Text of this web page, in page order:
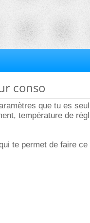
conso
que tu es
température de
te permet de faire